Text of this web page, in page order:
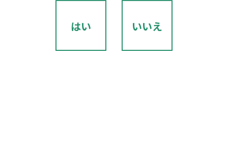
はい いいえ